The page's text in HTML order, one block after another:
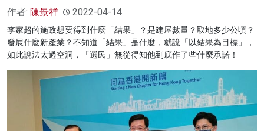
作者: 陳景祥 2022-04-14
李家超的施政想要得到什麼「結果」？是建屋數量？取地多少公頃？
發展什麼新產業？不知道「結果」是什麼，就說「以結果為目標」，
如此說法太過空洞，「選民」無從得知他到底作了些什麼承諾！